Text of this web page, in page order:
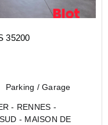
35200
Parking / Garage
- RENNES -
- MAISON DE